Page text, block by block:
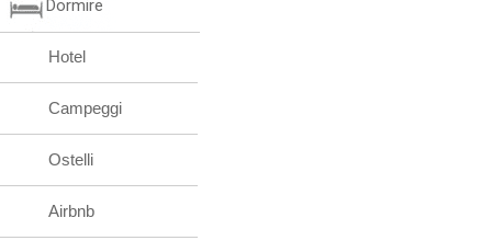
Dormire
Hotel
Campeggi
Ostelli
Airbnb